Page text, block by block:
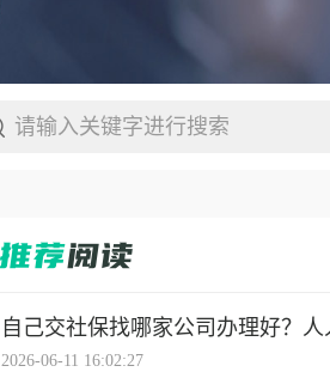
自己交社保找哪家公司办理好？人
2026-06-11 16:02:27